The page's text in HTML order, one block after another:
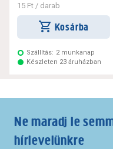
15 Ft / darab
Kosárba
Szállítás: 2 munkanap
Készleten 23 áruházban
Ne maradj le
hírlevelünkre